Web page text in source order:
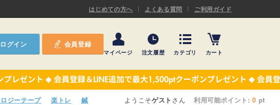
はじめての方へ よくある質問 ご利用ガイド
ログイン 会員登録
マイページ 注文履歴 カテゴリ
ジナル商品 ASキネシオロジーテープ
カート
ジーテープ 楽トレ 鍼 ようこそゲスト さん 利用可能ポイント:0 pt
つぎHot 機材・機材消耗品
用品 テーピング
ーター 施術ベッド・マクラ